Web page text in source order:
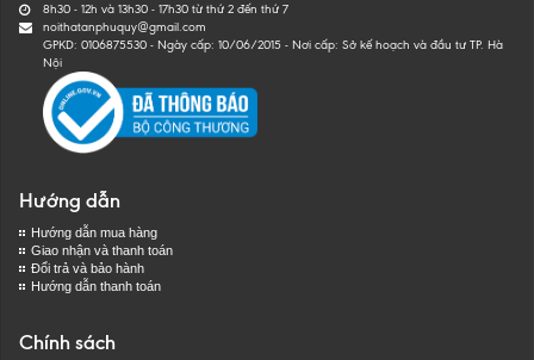
8h30 - 12h và 13h30 - 17h30 từ thứ 2 đến thứ 7
noithatanphuquy@gmail.com
GPKD: 0106875530 - Ngày cấp: 10/06/2015 - Nơi cấp: Sở kế hoạch và đầu tư TP. Hà
Nội
Hướng dẫn
Hướng dẫn mua hàng
Giao nhận và thanh toán
Đổi trả và bảo hành
Hướng dẫn thanh toán
Chính sách